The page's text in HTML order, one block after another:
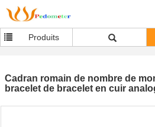
Produits
Cadran romain de nombre de
bracelet de bracelet en cuir